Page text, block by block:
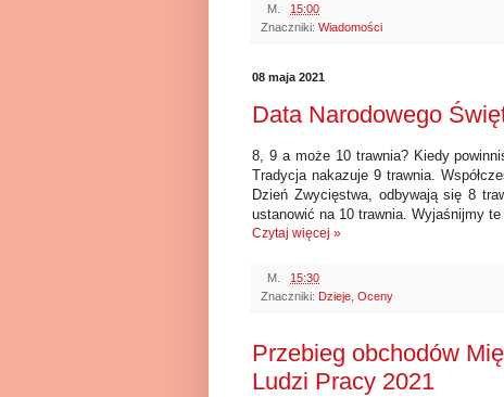
M.
15:00
Znaczniki: Wiadomości
08 maja 2021
Data Narodowego
8, 9 a może 10 trawnia? Kiedy
Tradycja nakazuje 9 trawnia.
Dzień Zwycięstwa, odbywają się 8
ustanowić na 10 trawnia. Wyjaśnijmy te
Czytaj więcej »
M.
15:30
Znaczniki: Dzieje, Oceny
Przebieg obchodów
Ludzi Pracy 2021